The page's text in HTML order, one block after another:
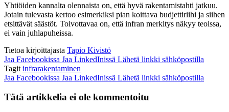
Yhtiöiden kannalta olennaista on, että hyvä rakentamistahti jatkuu.
Jotain tulevasta kertoo esimerkiksi pian koittava budjettiriihi ja siihen
etsittävät säästöt. Toivottavaa on, että infran merkitys näkyy teoissa,
ei vain juhlapuheissa.
Tietoa kirjoittajasta Tapio Kivistö
Jaa Facebookissa Jaa LinkedInissä Lähetä linkki sähköpostilla
Tagit infrarakentaminen
Jaa Facebookissa Jaa LinkedInissä Lähetä linkki sähköpostilla
Tätä artikkelia ei ole kommentoitu